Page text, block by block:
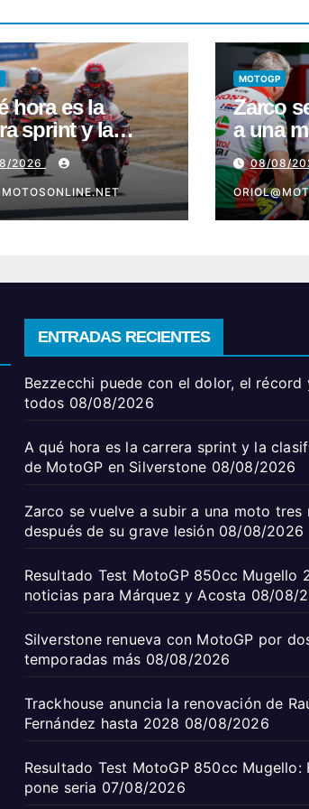
hora es la
sprint y la
de
en Silverstone
2026
MOTOGP
Zarco
a una
lesión
08/08/
ENTRADAS RECIENTES
Bezzecchi puede con el dolor, el récord
todos 08/08/2026
A qué hora es la carrera sprint y la
de MotoGP en Silverstone 08/08/2026
Zarco se vuelve a subir a una moto tres
después de su grave lesión 08/08/2026
Resultado Test MotoGP 850cc Mugello
noticias para Márquez y Acosta 08/08/
Silverstone renueva con MotoGP por
temporadas más 08/08/2026
Trackhouse anuncia la renovación de
Fernández hasta 2028 08/08/2026
Resultado Test MotoGP 850cc Mugello:
pone seria 07/08/2026